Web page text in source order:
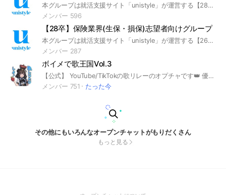
本グループは就活支援サイト「unistyle」が運営する【28卒】コンサル業界志望者向けのグループになります。 #就活 #28卒 #コンサル #シンクタンク #インターンシップ #本選考 #大学生 #unistyle #ユニスタイル #面接 #採用 #内定 #ES #エントリーシート #自己分析 #業界研究 #企業研究 #自己PR #ガクチカ #学生時代頑張ったこと #志望動機 #webテスト
メンバー 596
【28卒】保険業界(生保・損保)志望者向けグループ
本グループは就活支援サイト「unistyle」が運営する【26卒】保険業界(生保・損保)志望者向けのグループになります。 #就活 #26卒 #金融 #保険 #生命保険 #損害保険 #インターンシップ #本選考 #大学生 #unistyle #ユニスタイル #面接 #採用 #内定 #ES #エントリーシート #自己分析 #業界研究 #企業研究 #自己PR #ガクチカ #学生時代頑張ったこと #志
メンバー 287
ボイメで歌王国Vol.3
【公式】 YouTube/TikTokの歌リレーのオプチャです👑 優里ちゃんねる出演‼️ 創設者 はるよよ スピナ 歌のテスト
メンバー 751
たった今
その他にもいろんなオープンチャットがもりだくさん
もっと見る